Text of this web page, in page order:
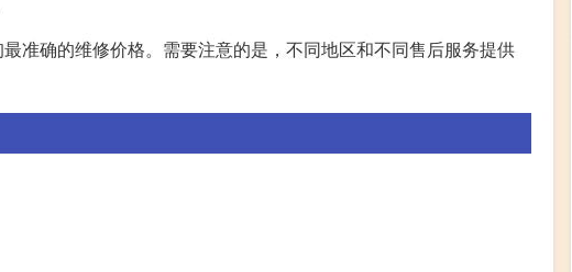
准确的维修价格。需要注意的是，不同地区和不同售后服务提供